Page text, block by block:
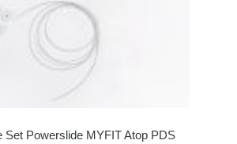
Set Powerslide MYFIT Atop PDS